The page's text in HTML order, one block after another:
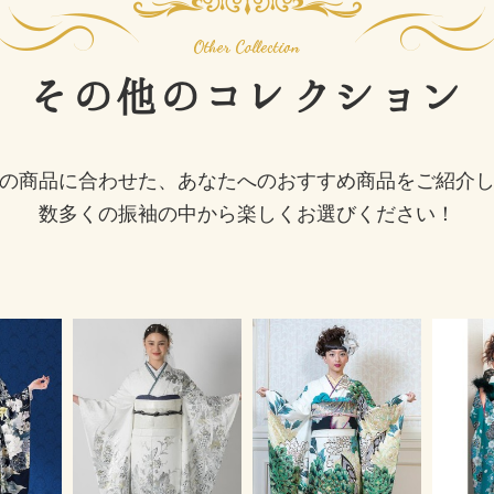
その他の コレクション
商品に合わせた、あなたへのおすすめ商品をご紹介
数多くの振袖の中から楽しくお選びください！